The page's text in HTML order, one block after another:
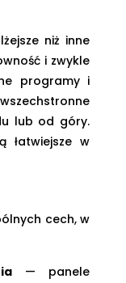
niż inne
i zwykle
programy i
lub od góry.
łatwiejsze w
cech, w
— panele